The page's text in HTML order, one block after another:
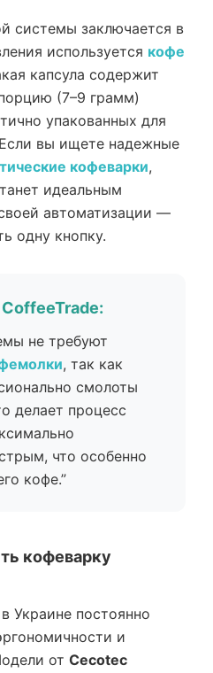
системы заключается в
используется кофе
капсула содержит
(7–9 грамм)
упакованных для
вы ищете надежные
кофеварки,
идеальным
автоматизации —
одну кнопку.
не требуют
, так как
смолоты
делает процесс
что особенно
кофе.”
кофеварку
Украине постоянно
и
от Cecotec